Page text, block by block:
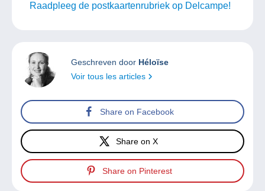
Raadpleeg de postkaartenrubriek op Delcampe!
Geschreven door Héloïse
Voir tous les articles
Share on Facebook
Share on X
Share on Pinterest